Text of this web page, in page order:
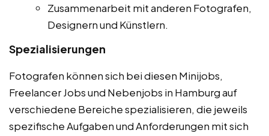
Zusammenarbeit mit anderen Fotografen,
Designern und Künstlern.
Spezialisierungen
Fotografen können sich bei diesen Minijobs,
Freelancer Jobs und Nebenjobs in Hamburg auf
verschiedene Bereiche spezialisieren, die jeweils
spezifische Aufgaben und Anforderungen mit sich